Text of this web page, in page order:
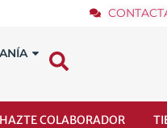
HAZTE COLABORADOR